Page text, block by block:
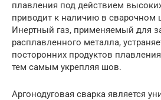
плавления под действием
приводит к наличию в сварочном
Инертный газ, применяемый для
расплавленного металла,
посторонних продуктов
тем самым укрепляя шов.
Аргонодуговая сварка является